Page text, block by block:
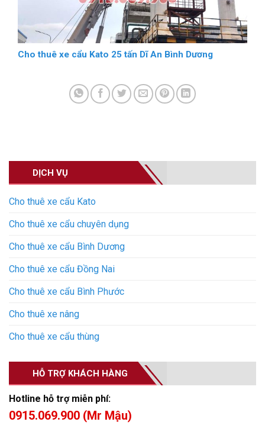
DỊCH VỤ
Cho thuê xe cẩu Kato
Cho thuê xe cẩu chuyên dụng
Cho thuê xe cẩu Bình Dương
Cho thuê xe cẩu Đồng Nai
Cho thuê xe cẩu Bình Phước
Cho thuê xe nâng
Cho thuê xe cẩu thùng
HỖ TRỢ KHÁCH HÀNG
Hotline hỗ trợ miễn phí:
0915.069.900 (Mr Mậu)
Cho thuê xe cẩu Kato 25 tấn Dĩ An Bình Dương